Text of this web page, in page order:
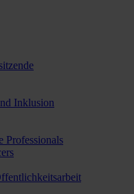
Inklusion
Professionals